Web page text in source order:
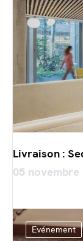
Livraison :
05 novembre
Evénement